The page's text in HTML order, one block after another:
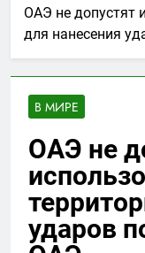
ОАЭ не допустят
для нанесения
В МИРЕ
ОАЭ не
ударов